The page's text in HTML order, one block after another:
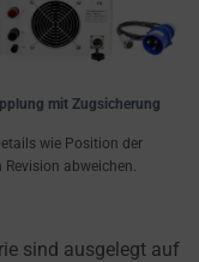
mit Zugsicherung
wie Position der
abweichen.
sind ausgelegt auf